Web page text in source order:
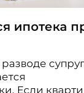
ипотека
Если